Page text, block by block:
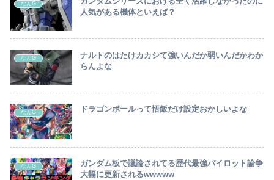
なんG
人気がある機体といえば？
なんG
ナルトのはたけカカシて強いんだか弱いんだかわか
らんよな
なんG ドラゴンボールって悟飯だけ設定おかしいよな
なんG
ガンダム板で議論されてる歴代最強パイロット論争
大幅に更新されるwwwww